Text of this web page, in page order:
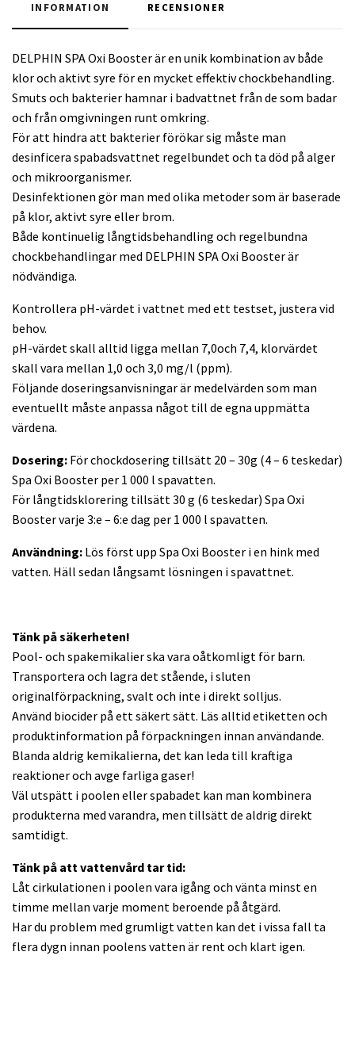
INFORMATION RECENSIONER
DELPHIN SPA Oxi Booster är en unik kombination av både
klor och aktivt syre för en mycket effektiv chockbehandling.
Smuts och bakterier hamnar i badvattnet från de som badar
och från omgivningen runt omkring.
För att hindra att bakterier förökar sig måste man
desinficera spabadsvattnet regelbundet och ta död på alger
och mikroorganismer.
Desinfektionen gör man med olika metoder som är baserade
på klor, aktivt syre eller brom.
Både kontinuelig långtidsbehandling och regelbundna
chockbehandlingar med DELPHIN SPA Oxi Booster är
nödvändiga.
Kontrollera pH-värdet i vattnet med ett testset, justera vid
behov.
pH-värdet skall alltid ligga mellan 7,0och 7,4, klorvärdet
skall vara mellan 1,0 och 3,0 mg/l (ppm).
Följande doseringsanvisningar är medelvärden som man
eventuellt måste anpassa något till de egna uppmätta
värdena.
Dosering: För chockdosering tillsätt 20 – 30g (4 – 6 teskedar)
Spa Oxi Booster per 1 000 l spavatten.
För långtidsklorering tillsätt 30 g (6 teskedar) Spa Oxi
Booster varje 3:e – 6:e dag per 1 000 l spavatten.
Användning: Lös först upp Spa Oxi Booster i en hink med
vatten. Häll sedan långsamt lösningen i spavattnet.
Tänk på säkerheten!
Pool- och spakemikalier ska vara oåtkomligt för barn.
Transportera och lagra det stående, i sluten
originalförpackning, svalt och inte i direkt solljus.
Använd biocider på ett säkert sätt. Läs alltid etiketten och
produktinformation på förpackningen innan användande.
Blanda aldrig kemikalierna, det kan leda till kraftiga
reaktioner och avge farliga gaser!
Väl utspätt i poolen eller spabadet kan man kombinera
produkterna med varandra, men tillsätt de aldrig direkt
samtidigt.
Tänk på att vattenvård tar tid:
Låt cirkulationen i poolen vara igång och vänta minst en
timme mellan varje moment beroende på åtgärd.
Har du problem med grumligt vatten kan det i vissa fall ta
flera dygn innan poolens vatten är rent och klart igen.